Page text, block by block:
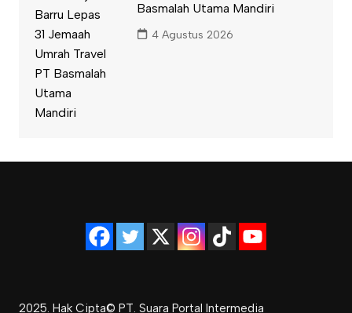
Basmalah Utama Mandiri
4 Agustus 2026
2025. Hak Cipta© PT. Suara Portal Intermedia